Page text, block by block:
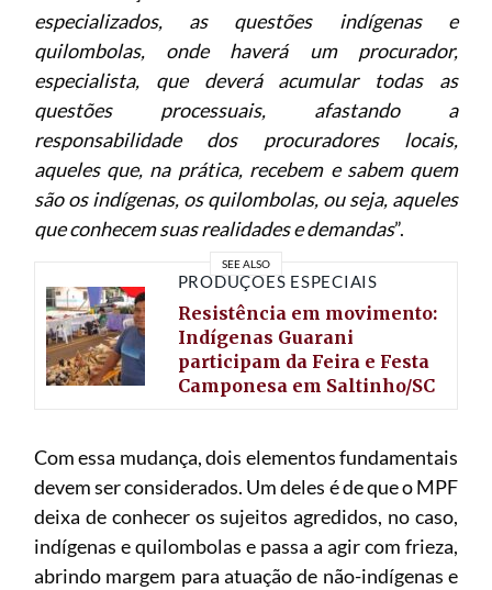
especializados, as questões indígenas e
quilombolas, onde haverá um procurador,
especialista, que deverá acumular todas as
questões processuais, afastando a
responsabilidade dos procuradores locais,
aqueles que, na prática, recebem e sabem quem
são os indígenas, os quilombolas, ou seja, aqueles
que conhecem suas realidades e demandas”.
SEE ALSO
PRODUÇÕES ESPECIAIS
Resistência em movimento:
Indígenas Guarani
participam da Feira e Festa
Camponesa em Saltinho/SC
Com essa mudança, dois elementos fundamentais
devem ser considerados. Um deles é de que o MPF
deixa de conhecer os sujeitos agredidos, no caso,
indígenas e quilombolas e passa a agir com frieza,
abrindo margem para atuação de não-indígenas e